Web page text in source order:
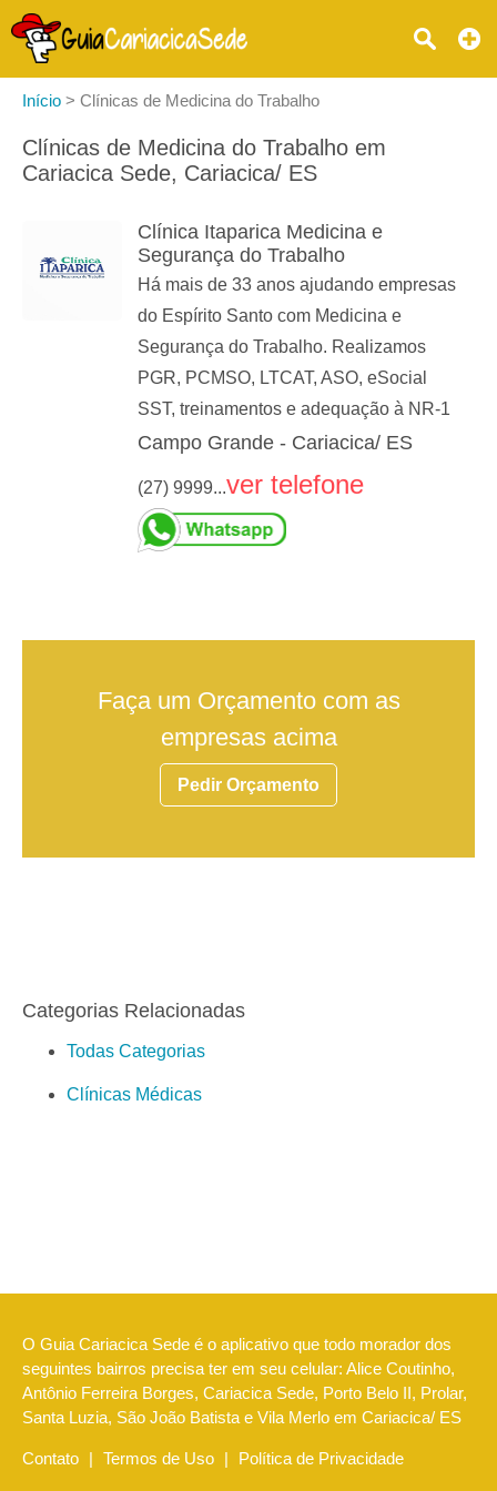
Início > Clínicas de Medicina do Trabalho
Clínicas de Medicina do Trabalho em
Cariacica Sede, Cariacica/ ES
Clínica Itaparica Medicina e
Segurança do Trabalho
Há mais de 33 anos ajudando empresas
do Espírito Santo com Medicina e
Segurança do Trabalho. Realizamos
PGR, PCMSO, LTCAT, ASO, eSocial
SST, treinamentos e adequação à NR-1
Campo Grande - Cariacica/ ES
(27) 9999...ver telefone
Faça um Orçamento com as
empresas acima
Pedir Orçamento
Categorias Relacionadas
Todas Categorias
Clínicas Médicas
O Guia Cariacica Sede é o aplicativo que todo morador dos
seguintes bairros precisa ter em seu celular: Alice Coutinho,
Antônio Ferreira Borges, Cariacica Sede, Porto Belo II, Prolar,
Santa Luzia, São João Batista e Vila Merlo em Cariacica/ ES
Contato | Termos de Uso | Política de Privacidade